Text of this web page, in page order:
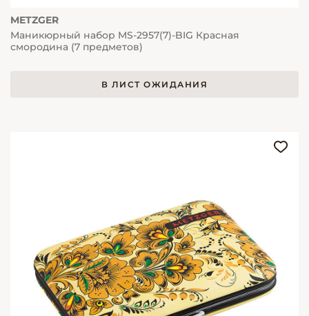
METZGER
Маникюрный набор MS-2957(7)-BIG Красная
смородина (7 предметов)
В ЛИСТ ОЖИДАНИЯ